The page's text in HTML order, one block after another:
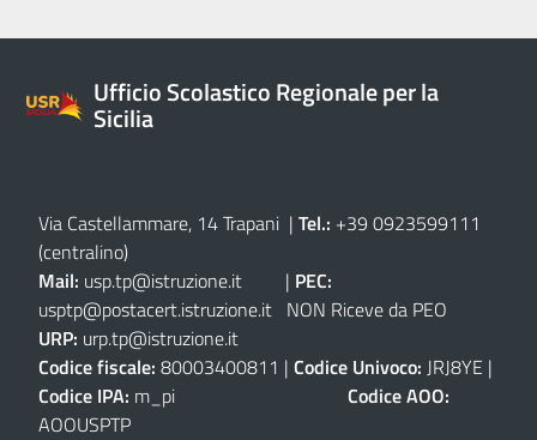
Ufficio Scolastico Regionale per la
Sicilia
Via Castellammare, 14 Trapani | Tel.: +39 0923599111
(centralino)
Mail: usp.tp@istruzione.it | PEC:
usptp@postacert.istruzione.it NON Riceve da PEO
URP: urp.tp@istruzione.it
Codice fiscale: 80003400811 | Codice Univoco: JRJ8YE |
Codice IPA: m_pi Codice AOO:
AOOUSPTP